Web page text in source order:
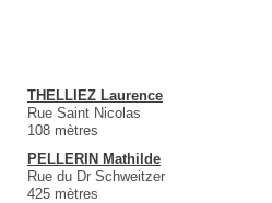
THELLIEZ Laurence
Rue Saint Nicolas
108 mètres
PELLERIN Mathilde
Rue du Dr Schweitzer
425 mètres